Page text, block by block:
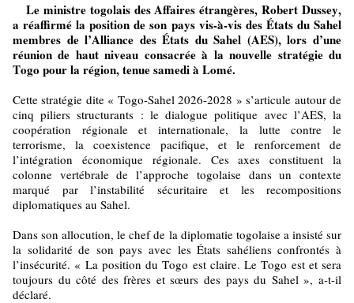
Le ministre togolais des Affaires étrangères, Robert Dussey,
a réaffirmé la position de son pays vis-à-vis des États du Sahel
membres de l’Alliance des États du Sahel (AES), lors d’une
réunion de haut niveau consacrée à la nouvelle stratégie du
Togo pour la région, tenue samedi à Lomé.
Cette stratégie dite « Togo-Sahel 2026-2028 » s’articule autour de
cinq piliers structurants : le dialogue politique avec l’AES, la
coopération régionale et internationale, la lutte contre le
terrorisme, la coexistence pacifique, et le renforcement de
l’intégration économique régionale. Ces axes constituent la
colonne vertébrale de l’approche togolaise dans un contexte
marqué par l’instabilité sécuritaire et les recompositions
diplomatiques au Sahel.
Dans son allocution, le chef de la diplomatie togolaise a insisté sur
la solidarité de son pays avec les États sahéliens confrontés à
l’insécurité. « La position du Togo est claire. Le Togo est et sera
toujours du côté des frères et sœurs des pays du Sahel », a-t-il
déclaré.